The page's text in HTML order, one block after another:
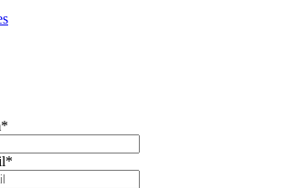
*
*